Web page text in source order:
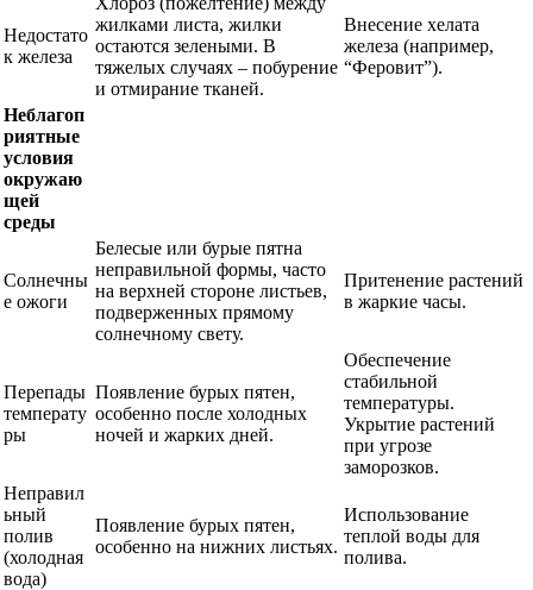
Недостато
к железа
жилками листа, жилки
остаются зелеными. В
тяжелых случаях – побурение
и отмирание тканей.
Внесение хелата
железа (например,
“Феровит”).
Неблагоп
риятные
условия
окружаю
щей
среды
Солнечны
е ожоги
Белесые или бурые пятна
неправильной формы, часто
на верхней стороне листьев,
подверженных прямому
солнечному свету.
Притенение растений
в жаркие часы.
Перепады
температу
ры
Появление бурых пятен,
особенно после холодных
ночей и жарких дней.
Обеспечение
стабильной
температуры.
Укрытие растений
при угрозе
заморозков.
Неправил
ьный
полив
(холодная
вода)
Появление бурых пятен,
особенно на нижних листьях.
Использование
теплой воды для
полива.